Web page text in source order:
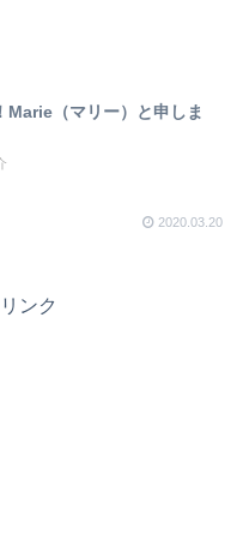
Marie（マリー）と申しま
2020.03.20
ンク